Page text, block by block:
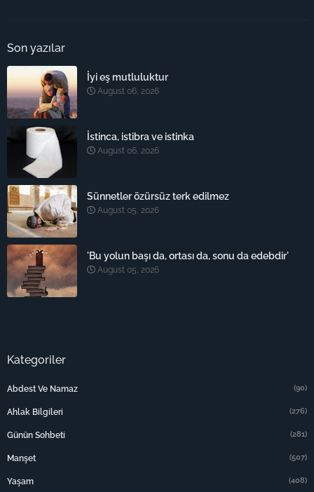
Son yazılar
İyi eş mutluluktur
August 06, 2026
İstinca, istibra ve istinka
August 06, 2026
Sünnetler özürsüz terk edilmez
August 05, 2026
'Bu yolun başı da, ortası da, sonu da edebdir'
August 05, 2026
Kategoriler
Abdest Ve Namaz (90)
Ahlak Bilgileri (276)
Günün Sohbeti (281)
Manşet (507)
Yaşam (408)